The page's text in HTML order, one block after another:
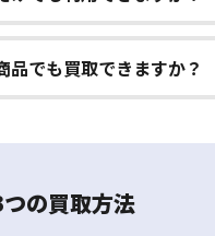
品でも買取できますか？
の買取方法